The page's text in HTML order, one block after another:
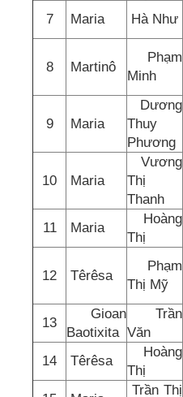
7
Maria Hà Như
8 Martinô
Phạm
Minh
9 Maria
Dương
Thuy
Phương
10 Maria
Vương
Thị
Thanh
11 Maria
Hoàng
Thị
12 Têrêsa
Phạm
Thị Mỹ
13
Gioan
Baotixita
Trần
Văn
14
Têrêsa
Hoàng
Thị
Trần Thị